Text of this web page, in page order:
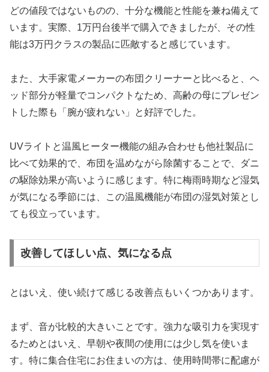
どの値段ではないものの、十分な機能と性能を兼ね備えて
います。実際、1万円台後半で購入できましたが、その性
能は3万円クラスの製品に匹敵すると感じています。
また、大手家電メーカーの布団クリーナーと比べると、ヘ
ッド部分が軽量でコンパクトなため、高齢の母にプレゼン
トした際も「腕が疲れない」と好評でした。
UVライトと温風ヒーター機能の組み合わせも他社製品に
比べて効果的で、布団を温めながら除菌することで、ダニ
の駆除効果が高いように感じます。特に梅雨時期など湿気
が気になる季節には、この温風機能が布団の湿気対策とし
ても役立っています。
改善してほしい点、気になる点
とはいえ、使い続けて感じる改善点もいくつかあります。
まず、音が比較的大きいことです。強力な吸引力を実現す
るためとはいえ、早朝や夜間の使用には少し気を使いま
す。特に集合住宅にお住まいの方は、使用時間帯に配慮が